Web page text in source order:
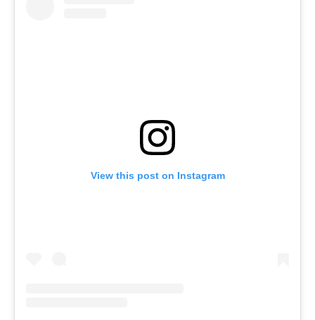
View this post on Instagram